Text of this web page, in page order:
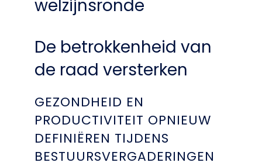
welzijnsronde
De betrokkenheid van
de raad versterken
GEZONDHEID EN
PRODUCTIVITEIT OPNIEUW
DEFINIËREN TIJDENS
BESTUURSVERGADERINGEN